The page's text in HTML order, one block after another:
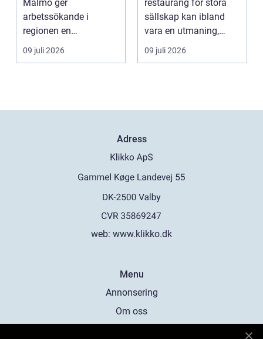
Malmö ger
arbetssökande i
regionen en
strukturerad och
personlig vä...
09 juli 2026
restaurang för stora
sällskap kan ibland
vara en utmaning,
särsk...
09 juli 2026
Adress
web: www.klikko.dk
Menu
Annonsering
Om oss